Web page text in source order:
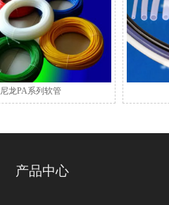
尼龙PA系列软管
产品中心